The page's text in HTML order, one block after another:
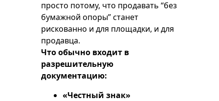
просто потому, что продавать “без
бумажной опоры” станет
рискованно и для площадки, и для
продавца.
Что обычно входит в
разрешительную
документацию:
«Честный знак»